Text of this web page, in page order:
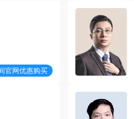
官网优惠购买